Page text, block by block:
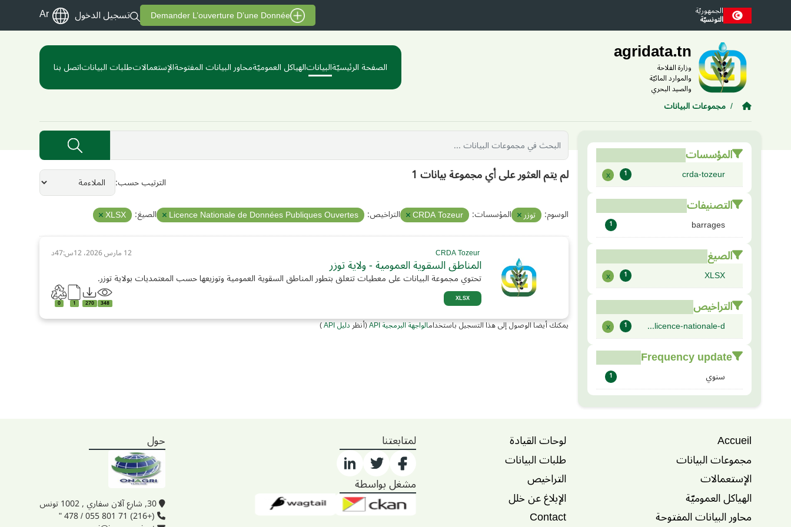
Skip to main contentالجمهوريّة
التونسيّة Demander L’ouverture D’une Donnée تسجيل الدخول Ar
agridata.tn
وزارة الفلاحة
والموارد المائيّة
والصيد البحري
الصفحة الرئيسيّةالبياناتالهياكل العموميّةمحاور البيانات المفتوحةالإستعمالاتطلبات البياناتاتصل بنا
مجموعات البيانات
المؤسسات
crda-tozeur
1
x
التصنيفات
barrages
1
الصيغ
XLSX
1
x
التراخيص
licence-nationale-d...
1
x
Frequency update
سنوي 1
الترتيب حسب لم يتم العثور على أي مجموعة بيانات 1
الوسوم: توزر المؤسسات: CRDA Tozeur التراخيص: Licence Nationale de Données Publiques Ouvertes الصيغ: XLSX
12 مارس 2026، 12س:47د
المناطق السقوية العمومية - ولاية توزر
تحتوي مجموعة البيانات على معطيات تتعلق بتطور المناطق السقوية العمومية وتوزيعها حسب المعتمديات بولاية توزر.
XLSX
348
270
1
0
يمكنك أيضا الوصول إلى هذا التسجيل باستخدامالواجهة البرمجية API (أنظردليل API )
Accueil
مجموعات البيانات
الإستعمالات
الهياكل العموميّة
محاور البيانات المفتوحة
لوحات القيادة
طلبات البيانات
التراخيص
الإبلاغ عن خلل
Contact
لمتابعتنا
مشغل بواسطة
حول
30, شارع آلان سفاري , 1002 تونس
(+216) 71 801 055 / 478 "